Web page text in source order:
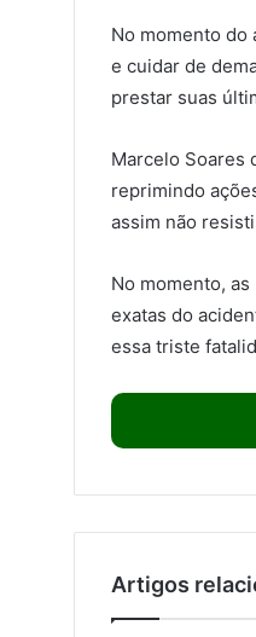
No momento do
e cuidar de
prestar suas
Marcelo Soares
reprimindo
assim não
No momento,
exatas do
essa triste
Artigos